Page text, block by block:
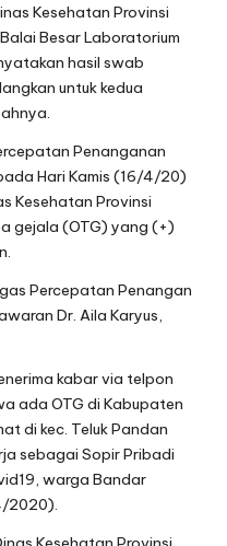
Kesehatan Provinsi
Besar Laboratorium
hasil swab
untuk kedua
Penanganan
Hari Kamis (16/4/20)
Kesehatan Provinsi
gejala (OTG) yang (+)
Percepatan Penangan
Dr. Aila Karyus,
kabar via telpon
ada OTG di Kabupaten
di kec. Teluk Pandan
sebagai Sopir Pribadi
warga Bandar
2020).